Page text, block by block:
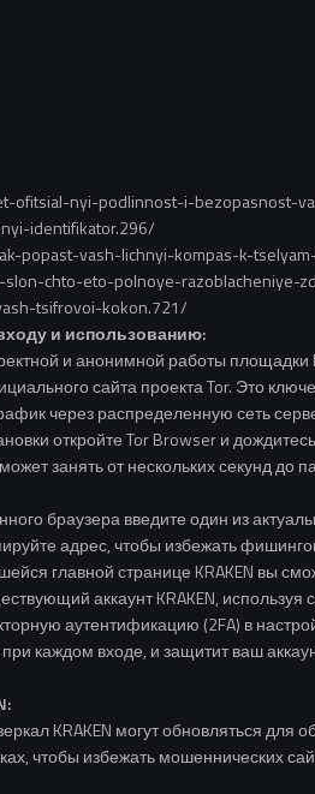
ofitsial-nyi-podlinnost-i-bezopasnost-
identifikator.296/
popast-vash-lichnyi-kompas-k-
chto-eto-polnoye-razoblacheniye-
tsifrovoi-kokon.721/
и использованию:
и анонимной работы
сайта проекта Tor. Это
через распределенную сеть
откройте Tor Browser и
занять от нескольких секунд до
браузера введите один из
адрес, чтобы избежать
главной странице KRAKEN вы
аккаунт KRAKEN,
аутентификацию (2FA) в
каждом входе, и защитит ваш
KRAKEN могут обновляться
чтобы избежать мошеннических